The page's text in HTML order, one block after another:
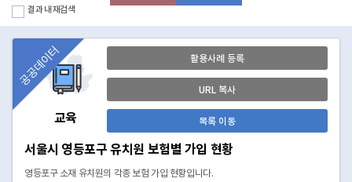
결과 내 재검색
교육
공공데이터 활용사례 등록
URL 복사
목록 이동
서울시 영등포구 유치원 보험별 가입 현황
영등포구 소재 유치원의 각종 보험 가입 현황입니다.